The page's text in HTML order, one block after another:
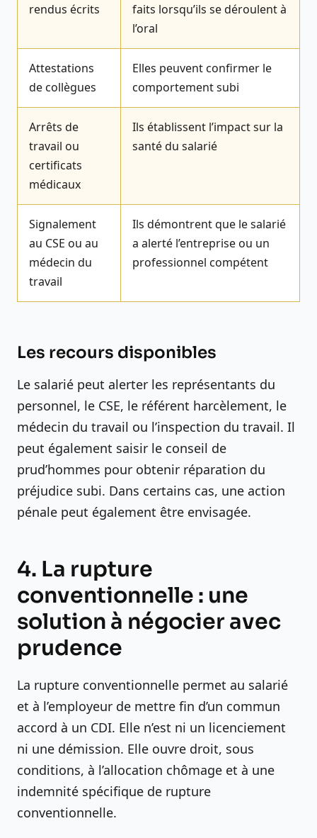
rendus écrits
faits lorsqu’ils se déroulent à
l’oral
Attestations
de collègues
Elles peuvent confirmer le
comportement subi
Arrêts de
travail ou
certificats
médicaux
Ils établissent l’impact sur la
santé du salarié
Signalement
au CSE ou au
médecin du
travail
Ils démontrent que le salarié
a alerté l’entreprise ou un
professionnel compétent
Les recours disponibles
Le salarié peut alerter les représentants du
personnel, le CSE, le référent harcèlement, le
médecin du travail ou l’inspection du travail. Il
peut également saisir le conseil de
prud’hommes pour obtenir réparation du
préjudice subi. Dans certains cas, une action
pénale peut également être envisagée.
4. La rupture
conventionnelle : une
solution à négocier avec
prudence
La rupture conventionnelle permet au salarié
et à l’employeur de mettre fin d’un commun
accord à un CDI. Elle n’est ni un licenciement
ni une démission. Elle ouvre droit, sous
conditions, à l’allocation chômage et à une
indemnité spécifique de rupture
conventionnelle.